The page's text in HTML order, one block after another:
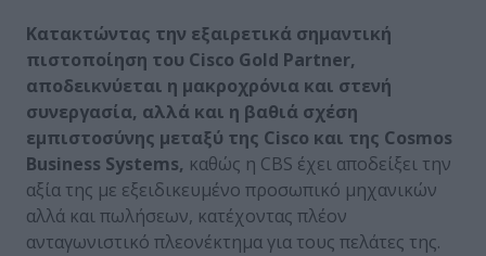
Κατακτώντας την εξαιρετικά σημαντική
πιστοποίηση του Cisco Gold Partner,
αποδεικνύεται η μακροχρόνια και στενή
συνεργασία, αλλά και η βαθιά σχέση
εμπιστοσύνης μεταξύ της Cisco και της Cosmos
Business Systems, καθώς η CBS έχει αποδείξει την
αξία της με εξειδικευμένο προσωπικό μηχανικών
αλλά και πωλήσεων, κατέχοντας πλέον
ανταγωνιστικό πλεονέκτημα για τους πελάτες της.